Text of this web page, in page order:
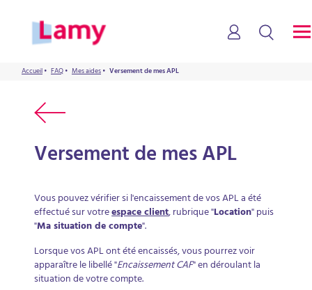
Accueil• FAQ• Mes aides• Versement de mes APL
Versement de mes APL
Vous pouvez vérifier si l'encaissement de vos APL a été
effectué sur votreespace client, rubrique "Location" puis
"Ma situation de compte".
Lorsque vos APL ont été encaissés, vous pourrez voir
apparaître le libellé "Encaissement CAF" en déroulant la
situation de votre compte.